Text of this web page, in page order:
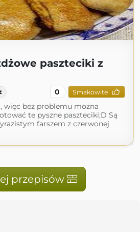
paszteciki z
0 Smakowite
bez problemu można
te pyszne paszteciki;D Są
farszem z czerwonej
przepisów